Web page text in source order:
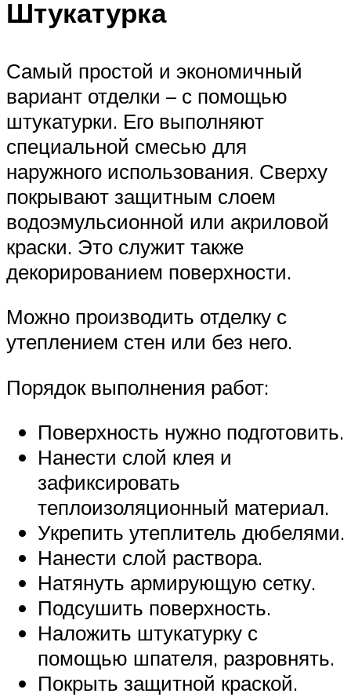
Штукатурка
Самый простой и экономичный
вариант отделки – с помощью
штукатурки. Его выполняют
специальной смесью для
наружного использования. Сверху
покрывают защитным слоем
водоэмульсионной или акриловой
краски. Это служит также
декорированием поверхности.
Можно производить отделку с
утеплением стен или без него.
Порядок выполнения работ:
Поверхность нужно подготовить.
Нанести слой клея и
зафиксировать
теплоизоляционный материал.
Укрепить утеплитель дюбелями.
Нанести слой раствора.
Натянуть армирующую сетку.
Подсушить поверхность.
Наложить штукатурку с
помощью шпателя, разровнять.
Покрыть защитной краской.